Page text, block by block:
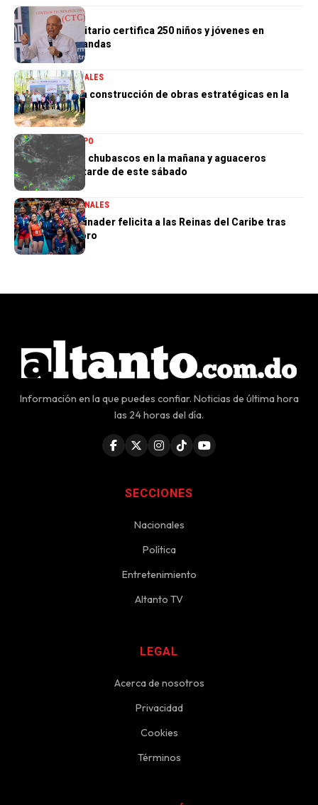
NACIONALES
Centro Comunitario certifica 250 niños y jóvenes en
habilidades blandas
GOBIERNONACIONALES
Gobierno inicia construcción de obras estratégicas en la
frontera norte
NACIONALESTIEMPO
Indomet prevé chubascos en la mañana y aguaceros
aislados en la tarde de este sábado
DESTACADANACIONALES
Presidente Abinader felicita a las Reinas del Caribe tras
conquistar el oro
Información en la que puedes confiar. Noticias de última hora
las 24 horas del día.
SECCIONES
Nacionales
Política
Entretenimiento
Altanto TV
LEGAL
Acerca de nosotros
Privacidad
Cookies
Términos